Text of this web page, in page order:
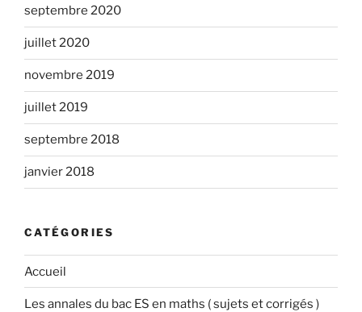
septembre 2020
juillet 2020
novembre 2019
juillet 2019
septembre 2018
janvier 2018
CATÉGORIES
Accueil
Les annales du bac ES en maths ( sujets et corrigés )